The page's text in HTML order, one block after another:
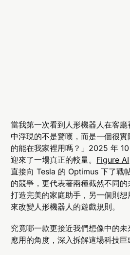
當我第一次看到人形機器人在客
中浮現的不是驚嘆，而是一個很
的能在我家裡用嗎？」2025 年
迎來了一場真正的較量。 Figure AI
直接向 Tesla 的 Optimus 下了戰
的競爭，更代表著兩種截然不同
打造完美的家庭助手，另一個則
來改變人形機器人的遊戲規則。
究竟哪一款更接近我們想像中的
應用的角度，深入拆解這場科技巨